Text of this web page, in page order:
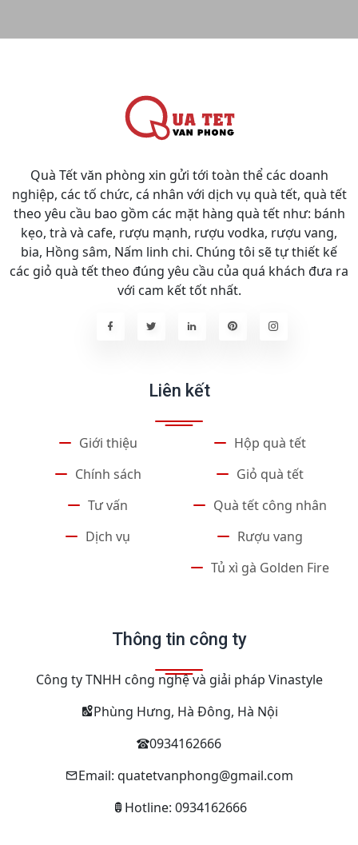
Quà Tết văn phòng xin gửi tới toàn thể các doanh
nghiệp, các tố chức, cá nhân với dịch vụ quà tết, quà tết
theo yêu cầu bao gồm các mặt hàng quà tết như: bánh
kẹo, trà và cafe, rượu mạnh, rượu vodka, rượu vang,
bia, Hồng sâm, Nấm linh chi. Chúng tôi sẽ tự thiết kế
các giỏ quà tết theo đúng yêu cầu của quá khách đưa ra
với cam kết tốt nhất.
Liên kết
Giới thiệu
Chính sách
Tư vấn
Dịch vụ
Hộp quà tết
Giỏ quà tết
Quà tết công nhân
Rượu vang
Tủ xì gà Golden Fire
Thông tin công ty
Công ty TNHH công nghệ và giải pháp Vinastyle
Phùng Hưng, Hà Đông, Hà Nội
0934162666
Email: quatetvanphong@gmail.com
Hotline: 0934162666